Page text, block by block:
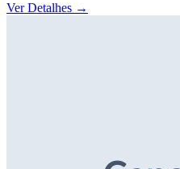
Ver Detalhes →